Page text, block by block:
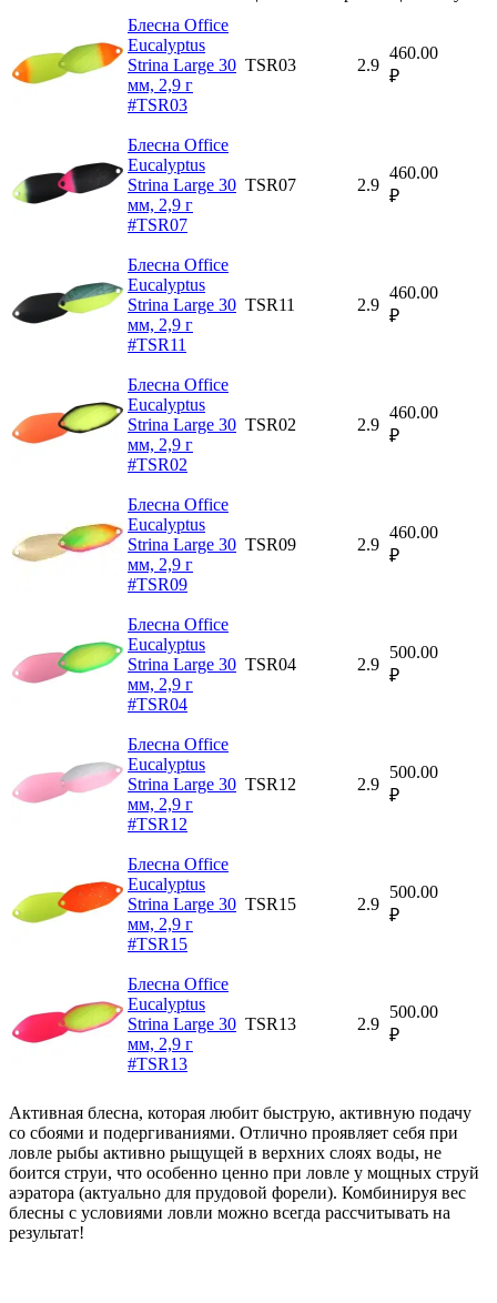
Блесна Office
Eucalyptus
Strina Large 30
мм, 2,9 г
#TSR03
TSR03 2.9
460.00
₽
Блесна Office
Eucalyptus
Strina Large 30
мм, 2,9 г
#TSR07
TSR07 2.9
460.00
₽
Блесна Office
Eucalyptus
Strina Large 30
мм, 2,9 г
#TSR11
TSR11 2.9
460.00
₽
Блесна Office
Eucalyptus
Strina Large 30
мм, 2,9 г
#TSR02
TSR02 2.9
460.00
₽
Блесна Office
Eucalyptus
Strina Large 30
мм, 2,9 г
#TSR09
TSR09 2.9
460.00
₽
Блесна Office
Eucalyptus
Strina Large 30
мм, 2,9 г
#TSR04
TSR04 2.9
500.00
₽
Блесна Office
Eucalyptus
Strina Large 30
мм, 2,9 г
#TSR12
TSR12 2.9
500.00
₽
Блесна Office
Eucalyptus
Strina Large 30
мм, 2,9 г
#TSR15
TSR15 2.9
500.00
₽
Блесна Office
Eucalyptus
Strina Large 30
мм, 2,9 г
#TSR13
TSR13 2.9
500.00
₽
Активная блесна, которая любит быструю, активную подачу
со сбоями и подергиваниями. Отлично проявляет себя при
ловле рыбы активно рыщущей в верхних слоях воды, не
боится струи, что особенно ценно при ловле у мощных струй
аэратора (актуально для прудовой форели). Комбинируя вес
блесны с условиями ловли можно всегда рассчитывать на
результат!